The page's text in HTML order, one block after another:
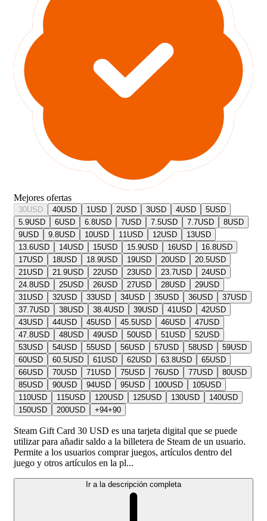
Mejores ofertas
30USD 40USD 1USD 2USD 3USD 4USD 5USD
5.9USD 6USD 6.8USD 7USD 7.5USD 7.7USD 8USD
9USD 9.8USD 10USD 11USD 12USD 13USD
13.6USD 14USD 15USD 15.9USD 16USD 16.8USD
17USD 18USD 18.9USD 19USD 20USD 20.5USD
21USD 21.9USD 22USD 23USD 23.7USD 24USD
24.8USD 25USD 26USD 27USD 28USD 29USD
31USD 32USD 33USD 34USD 35USD 36USD 37USD
37.7USD 38USD 38.4USD 39USD 41USD 42USD
43USD 44USD 45USD 45.5USD 46USD 47USD
47.8USD 48USD 49USD 50USD 51USD 52USD
53USD 54USD 55USD 56USD 57USD 58USD 59USD
60USD 60.5USD 61USD 62USD 63.8USD 65USD
66USD 70USD 71USD 75USD 76USD 77USD 80USD
85USD 90USD 94USD 95USD 100USD 105USD
110USD 115USD 120USD 125USD 130USD 140USD
150USD 200USD +94+90
Steam Gift Card 30 USD es una tarjeta digital que se puede
utilizar para añadir saldo a la billetera de Steam de un usuario.
Permite a los usuarios comprar juegos, artículos dentro del
juego y otros artículos en la pl...
Ir a la descripción completa